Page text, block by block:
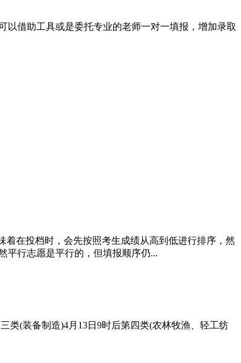
借助工具或是委托专业的老师一对一填报，增加录取
着在投档时，会先按照考生成绩从高到低进行排序，然
平行志愿是平行的，但填报顺序仍...
类(装备制造)4月13日9时后第四类(农林牧渔、轻工纺